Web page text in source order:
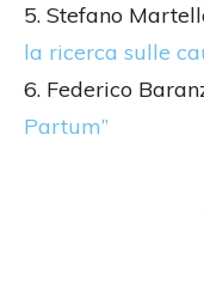
5. Stefano
la ricerca sulle
6. Federico
Partum”